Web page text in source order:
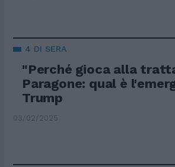
4 DI SERA
"Perché gioca alla
Paragone: qual è
Trump
03/02/2025